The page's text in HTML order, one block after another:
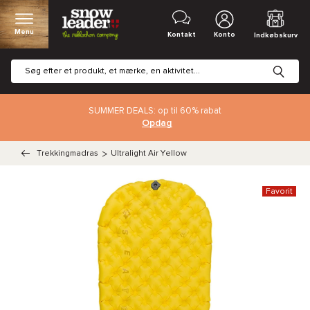
Menu Kontakt Konto Indkøbskurv
SUMMER DEALS: op til 60% rabat
Opdag
Trekkingmadras > Ultralight Air Yellow
Favorit